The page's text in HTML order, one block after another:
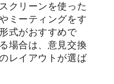
クリーンを使った
ミーティングをす
式がおすすめで
場合は、意見交換
レイアウトが選ば